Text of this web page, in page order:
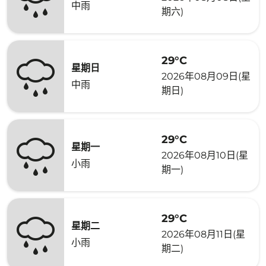
中雨
期六)
星期日
中雨
29°C
2026年08月09日(星
期日)
星期一
小雨
29°C
2026年08月10日(星
期一)
星期二
小雨
29°C
2026年08月11日(星
期二)